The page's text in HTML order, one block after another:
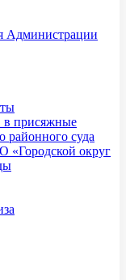
Администрации
в присяжные
районного суда
«Городской округ